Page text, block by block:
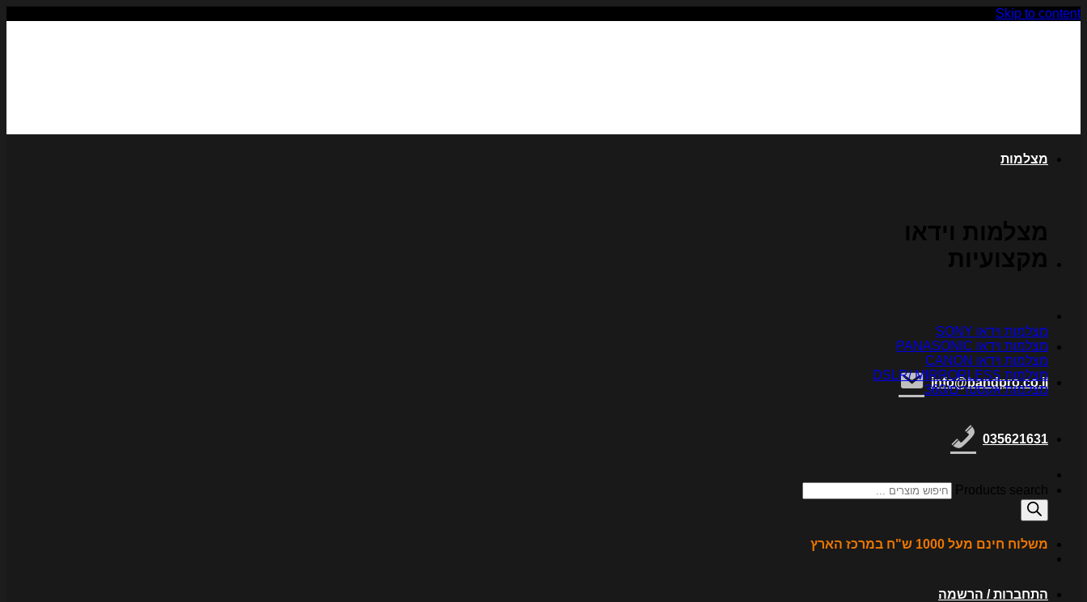
Skip to content
info@bandpro.co.il
035621631
Products search
משלוח חינם מעל 1000 ש"ח במרכז הארץ
התחברות / הרשמה
מצלמות
מצלמות וידאו
מקצועיות
מצלמות וידאו SONY
מצלמות וידאו PANASONIC
מצלמות וידאו CANON
מצלמות DSLR/ MIRRORLESS
מצלמות אקסטרים/360